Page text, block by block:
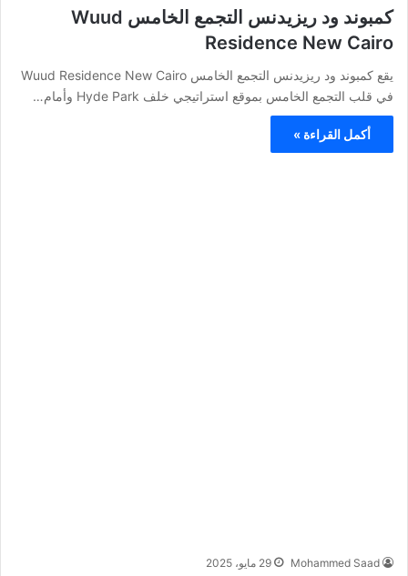
كمبوند ود ريزيدنس التجمع الخامس Wuud
Residence New Cairo
يقع كمبوند ود ريزيدنس التجمع الخامس Wuud Residence New Cairo
في قلب التجمع الخامس بموقع استراتيجي خلف Hyde Park وأمام…
أكمل القراءة »
Mohammed Saad 29 مايو، 2025